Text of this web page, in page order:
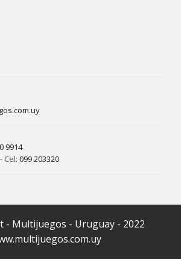
9914
- Cel: 099 203320
- Multijuegos - Uruguay - 2022